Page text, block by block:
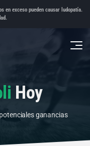
en exceso pueden causar ludopatía.
Hoy
ganancias